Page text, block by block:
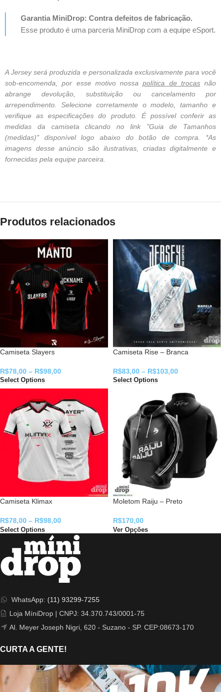
Garantia MiniDrop: Contra defeitos de fabricação.
Esse produto é uma parceria MiniDrop com a equipe eSport.
A Jersey será produzida e personalizada exclusivamente para você
sob-encomenda, por esse motivo nossapolítica de trocasnão
abrange devolução, substituição ou cancelamento por
arrependimento. Selecione corretamente o modelo, tamanho e
verifique as especificações do produto. É possível conferir as
medidas da camiseta clicando no link "Guia de Tamanhos
(medidas)" disponível logo abaixo do botão de compra. *As
imagens desse anúncio são ilustrativas, criadas digitalmente e
fornecidas pela equipe parceira.
Produtos relacionados
Camiseta Slayers
R$78,00 – R$98,00
Select Options
Camiseta Rise – Branca
R$83,00 – R$103,00
Select Options
Camiseta Klimax
R$78,00 – R$98,00
Select Options
Moletom Raiju – Preto
R$170,00
Ver Opções
WhatsApp: (11) 93299-7255
Loja MíniDrop | CNPJ: 34.370.743/0001-75
Al. Meyer Joseph Nigri, 620 - Suzano - SP. CEP:08673-170
CURTA A GENTE!